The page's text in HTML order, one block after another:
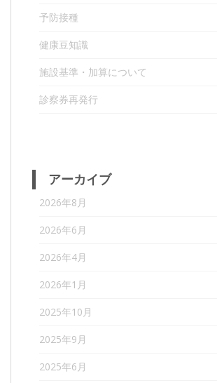
予防接種
健康豆知識
施設基準・加算について
診察券再発行
アーカイブ
2026年8月
2026年6月
2026年4月
2026年1月
2025年10月
2025年9月
2025年6月